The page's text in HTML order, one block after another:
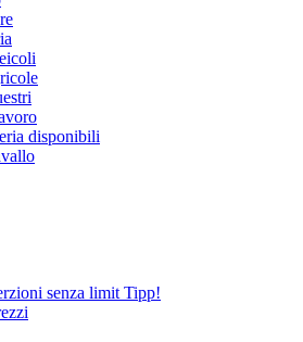
disponibili
senza limit Tipp!